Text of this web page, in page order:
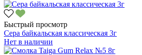
Быстрый просмотр
Сера байкальская классическая 3г
Нет в наличии